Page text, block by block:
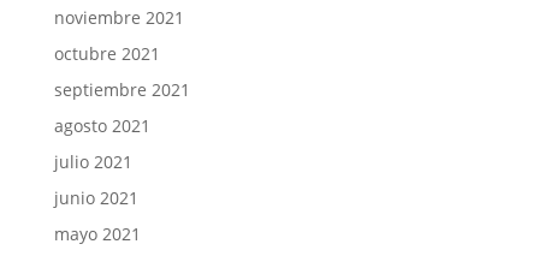
noviembre 2021
octubre 2021
septiembre 2021
agosto 2021
julio 2021
junio 2021
mayo 2021